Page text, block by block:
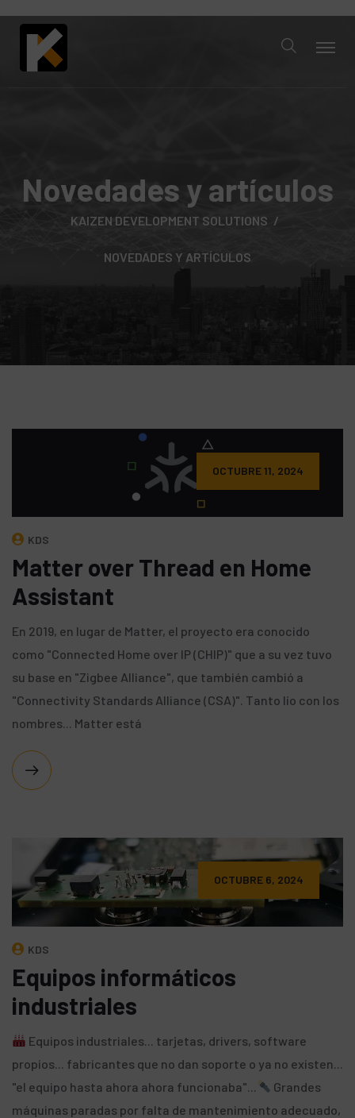
Novedades y artículos
KAIZEN DEVELOPMENT SOLUTIONS
NOVEDADES Y ARTÍCULOS
OCTUBRE 11, 2024
KDS
Matter over Thread en Home
Assistant
En 2019, en lugar de Matter, el proyecto era conocido
como "Connected Home over IP (CHIP)" que a su vez tuvo
su base en "Zigbee Alliance", que también cambió a
"Connectivity Standards Alliance (CSA)". Tanto lío con los
nombres... Matter está
OCTUBRE 6, 2024
KDS
Equipos informáticos
industriales
Equipos industriales... tarjetas, drivers, software
propios... fabricantes que no dan soporte o ya no existen...
"el equipo hasta ahora ahora funcionaba"...
Grandes
máquinas paradas por falta de mantenimiento adecuado,